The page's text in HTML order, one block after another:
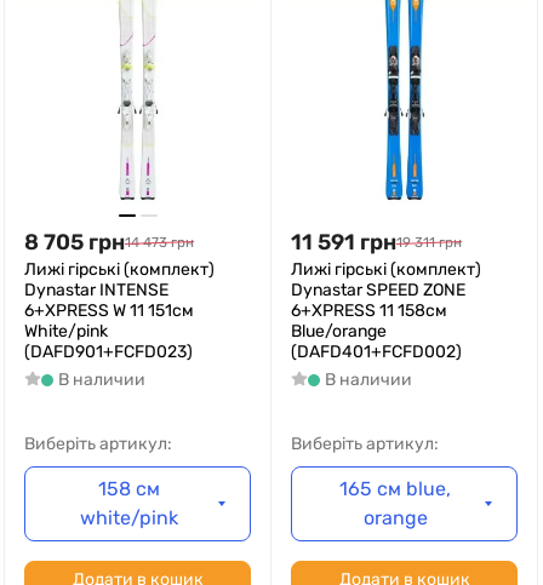
8 705 грн14 473 грн
Лижі гірські (комплект)
Dynastar INTENSE
6+XPRESS W 11 151см
White/pink
(DAFD901+FCFD023)
В наличии
Виберіть артикул:
158 см
white/pink
Додати в кошик
11 591 грн19 311 грн
Лижі гірські (комплект)
Dynastar SPEED ZONE
6+XPRESS 11 158см
Blue/orange
(DAFD401+FCFD002)
В наличии
Виберіть артикул:
165 см blue,
orange
Додати в кошик